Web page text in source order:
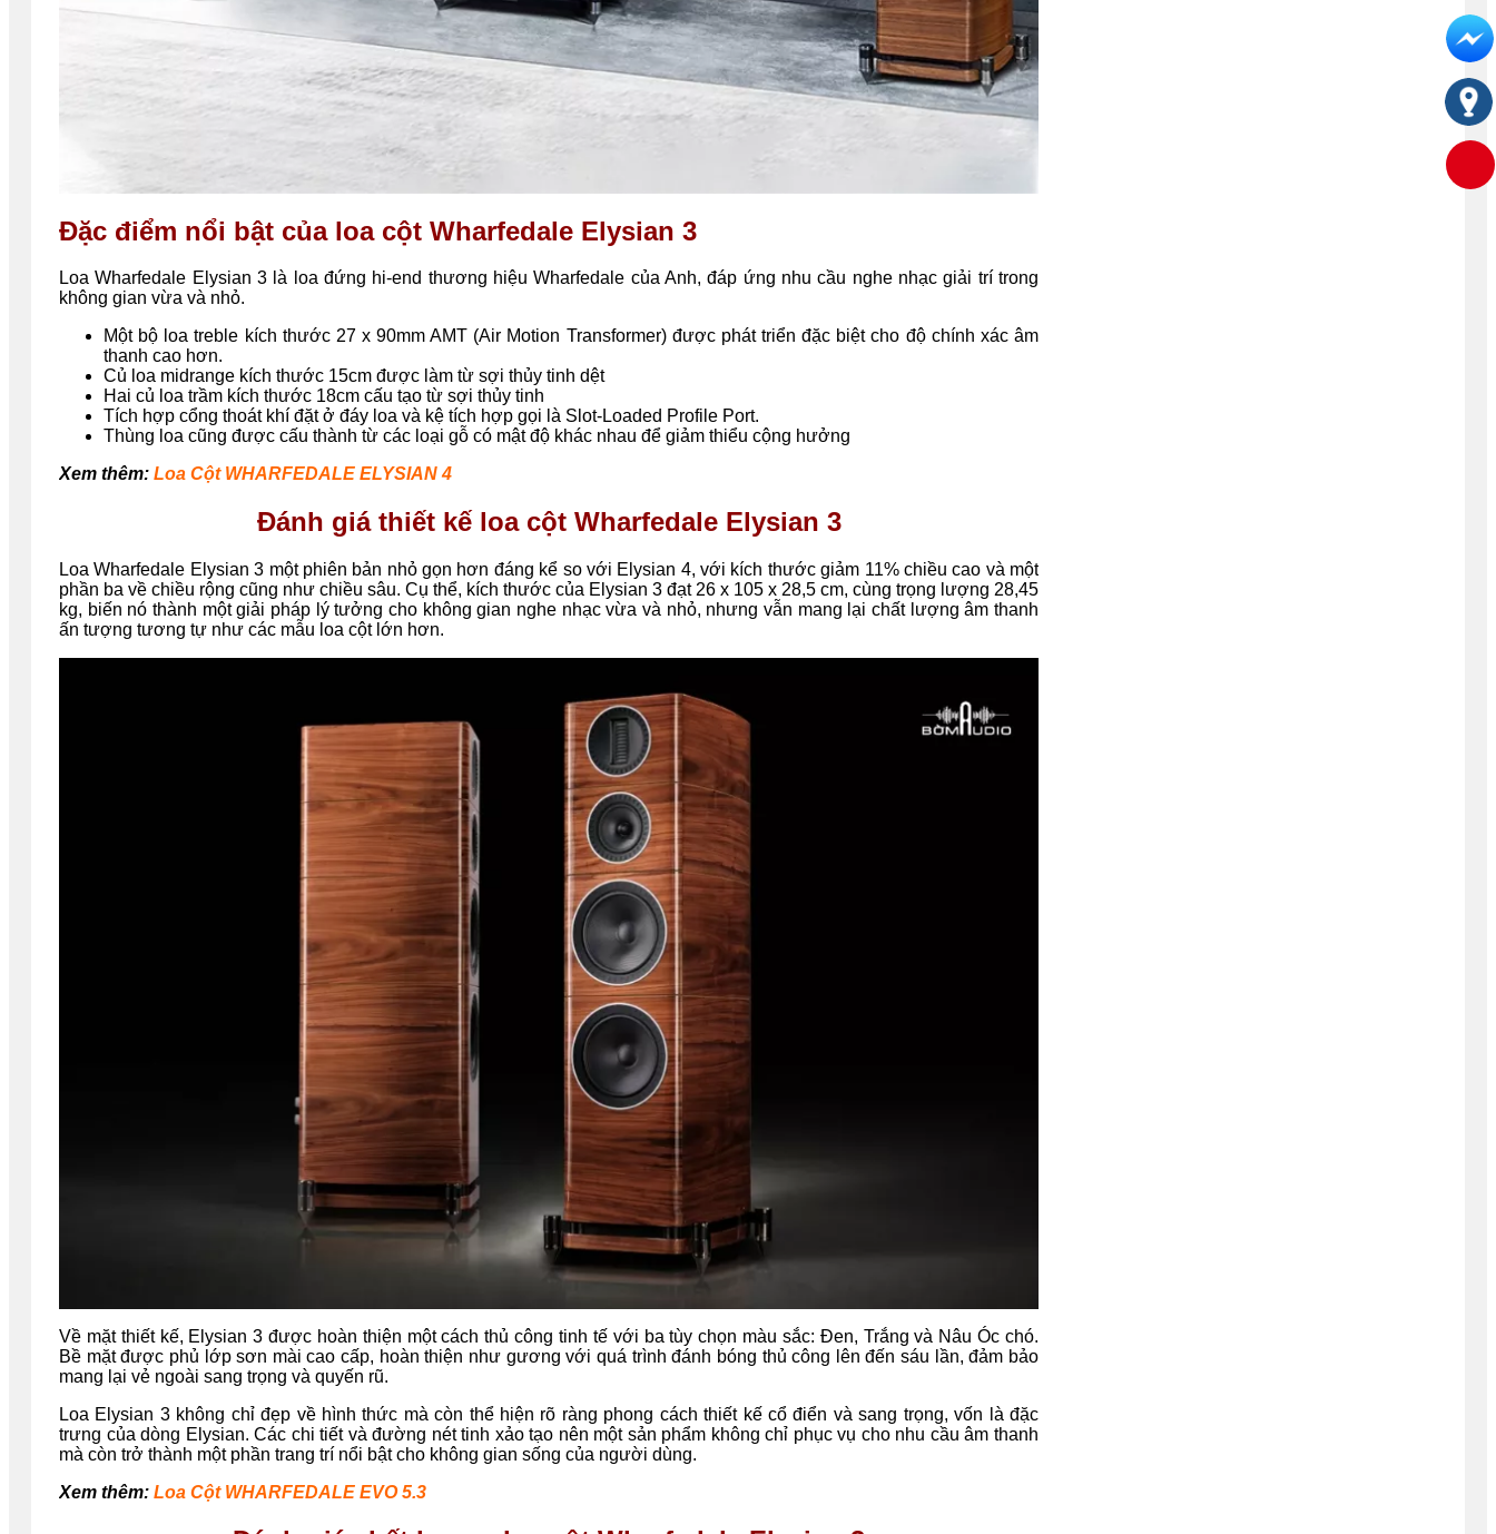
Đặc điểm nổi bật của loa cột Wharfedale Elysian 3
Loa Wharfedale Elysian 3 là loa đứng hi-end thương hiệu Wharfedale của Anh, đáp ứng nhu cầu nghe nhạc giải trí trong
không gian vừa và nhỏ.
Một bộ loa treble kích thước 27 x 90mm AMT (Air Motion Transformer) được phát triển đặc biệt cho độ chính xác âm
thanh cao hơn.
Củ loa midrange kích thước 15cm được làm từ sợi thủy tinh dệt
Hai củ loa trầm kích thước 18cm cấu tạo từ sợi thủy tinh
Tích hợp cổng thoát khí đặt ở đáy loa và kệ tích hợp gọi là Slot-Loaded Profile Port.
Thùng loa cũng được cấu thành từ các loại gỗ có mật độ khác nhau để giảm thiểu cộng hưởng
Xem thêm: Loa Cột WHARFEDALE ELYSIAN 4
Đánh giá thiết kế loa cột Wharfedale Elysian 3
Loa Wharfedale Elysian 3 một phiên bản nhỏ gọn hơn đáng kể so với Elysian 4, với kích thước giảm 11% chiều cao và một
phần ba về chiều rộng cũng như chiều sâu. Cụ thể, kích thước của Elysian 3 đạt 26 x 105 x 28,5 cm, cùng trọng lượng 28,45
kg, biến nó thành một giải pháp lý tưởng cho không gian nghe nhạc vừa và nhỏ, nhưng vẫn mang lại chất lượng âm thanh
ấn tượng tương tự như các mẫu loa cột lớn hơn.
Về mặt thiết kế, Elysian 3 được hoàn thiện một cách thủ công tinh tế với ba tùy chọn màu sắc: Đen, Trắng và Nâu Óc chó.
Bề mặt được phủ lớp sơn mài cao cấp, hoàn thiện như gương với quá trình đánh bóng thủ công lên đến sáu lần, đảm bảo
mang lại vẻ ngoài sang trọng và quyến rũ.
Loa Elysian 3 không chỉ đẹp về hình thức mà còn thể hiện rõ ràng phong cách thiết kế cổ điển và sang trọng, vốn là đặc
trưng của dòng Elysian. Các chi tiết và đường nét tinh xảo tạo nên một sản phẩm không chỉ phục vụ cho nhu cầu âm thanh
mà còn trở thành một phần trang trí nổi bật cho không gian sống của người dùng.
Xem thêm: Loa Cột WHARFEDALE EVO 5.3